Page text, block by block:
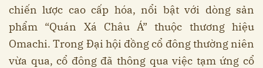
chiến lược cao cấp hóa, nổi bật với dòng sản
phẩm “Quán Xá Châu Á” thuộc thương hiệu
Omachi. Trong Đại hội đồng cổ đông thường niên
vừa qua, cổ đông đã thông qua việc tạm ứng cổ